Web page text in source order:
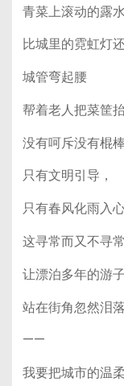
青菜上滚动的露水
比城里的霓虹灯
城管弯起腰
帮着老人把菜筐
没有呵斥没有棍棒
只有文明引导，
只有春风化雨入心
这寻常而又不寻
让漂泊多年的游子
站在街角忽然泪落
——
我要把城市的温